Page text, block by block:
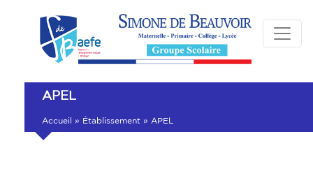
APEL
Accueil » Établissement » APEL